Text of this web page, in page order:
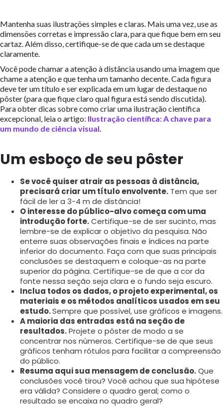
Mantenha suas ilustrações simples e claras. Mais uma vez, use as
dimensões corretas e impressão clara, para que fique bem em seu
cartaz. Além disso, certifique-se de que cada um se destaque
claramente.
Você pode chamar a atenção à distância usando uma imagem que
chame a atenção e que tenha um tamanho decente. Cada figura
deve ter um título e ser explicada em um lugar de destaque no
pôster (para que fique claro qual figura está sendo discutida).
Para obter dicas sobre como criar uma ilustração científica
excepcional, leia o artigo: Ilustração científica: A chave para
um mundo de ciência visual.
Um esboço de seu pôster
Se você quiser atrair as pessoas à distância,
precisará criar um título envolvente. Tem que ser
fácil de ler a 3-4 m de distância!
O interesse do público-alvo começa com uma
introdução forte.Certifique-se de ser sucinto, mas
lembre-se de explicar o objetivo da pesquisa. Não
enterre suas observações finais e índices na parte
inferior do documento. Faça com que suas principais
conclusões se destaquem e coloque-as na parte
superior da página. Certifique-se de que a cor da
fonte nessa seção seja clara e o fundo seja escuro.
Inclua todos os dados, o projeto experimental, os
materiais e os métodos analíticos usados em seu
estudo.Sempre que possível, use gráficos e imagens.
A maioria das entradas está na seção de
resultados.Projete o pôster de modo a se
concentrar nos números. Certifique-se de que seus
gráficos tenham rótulos para facilitar a compreensão
do público.
Resuma aqui sua mensagem de conclusão.Que
conclusões você tirou? Você achou que sua hipótese
era válida? Considere o quadro geral; como o
resultado se encaixa no quadro geral?